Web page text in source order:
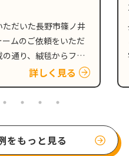
らホームページより
地調査後、戸建て住
井と、壁の貼り替え
。 壁紙劣化の原因とな
築時にはキレイだった
詳しく見る
をもっと見る